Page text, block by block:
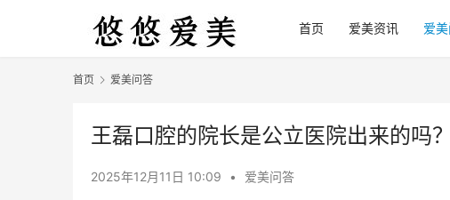
首页 爱美资讯 爱
首页 爱美问答
王磊口腔的院长是公立医院出来的吗？
2025年12月11日 10:09 • 爱美问答